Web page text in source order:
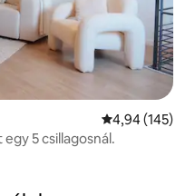
Átlagos
4,94 (145)
5 csillagosnál.